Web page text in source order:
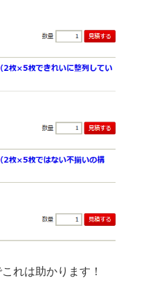
れは助かります！